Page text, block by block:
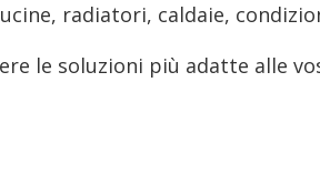
radiatori, caldaie,
le soluzioni più adatte alle